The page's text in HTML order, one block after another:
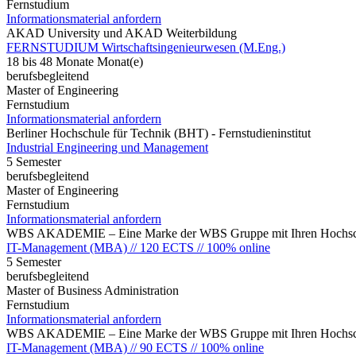
Fernstudium
Informationsmaterial anfordern
AKAD University und AKAD Weiterbildung
FERNSTUDIUM Wirtschaftsingenieurwesen (M.Eng.)
18 bis 48 Monate Monat(e)
berufsbegleitend
Master of Engineering
Fernstudium
Informationsmaterial anfordern
Berliner Hochschule für Technik (BHT) - Fernstudieninstitut
Industrial Engineering und Management
5 Semester
berufsbegleitend
Master of Engineering
Fernstudium
Informationsmaterial anfordern
WBS AKADEMIE – Eine Marke der WBS Gruppe mit Ihren
IT-Management (MBA) // 120 ECTS // 100% online
5 Semester
berufsbegleitend
Master of Business Administration
Fernstudium
Informationsmaterial anfordern
WBS AKADEMIE – Eine Marke der WBS Gruppe mit Ihren
IT-Management (MBA) // 90 ECTS // 100% online